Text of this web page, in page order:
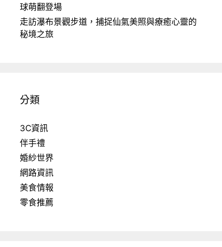
球萌翻登場
走訪瀑布景觀步道，捕捉仙氣美照與療癒心靈的
秘境之旅
分類
3C資訊
伴手禮
婚紗世界
網路資訊
美食情報
零食推薦